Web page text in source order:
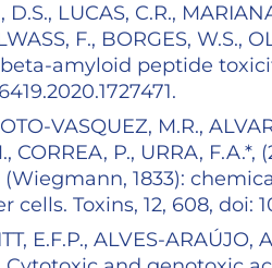
LUCAS, C.R.,
F., BORGES, W.S.,
beta-amyloid peptide
VASQUEZ, M.R.,
CORREA, P., URRA,
1833):
Toxins, 12, 608, doi:
E.F.P., ALVES-ARAÚJO,